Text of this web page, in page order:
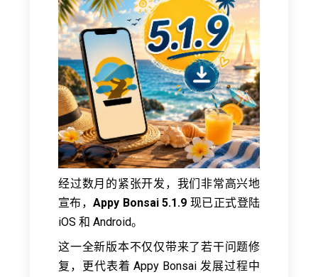
经过数月的紧张开发，我们非常高兴地
宣布，Appy Bonsai 5.1.9 现已正式登陆
iOS 和 Android。
这一全新版本不仅仅带来了若干问题修
复，更代表着 Appy Bonsai 发展过程中